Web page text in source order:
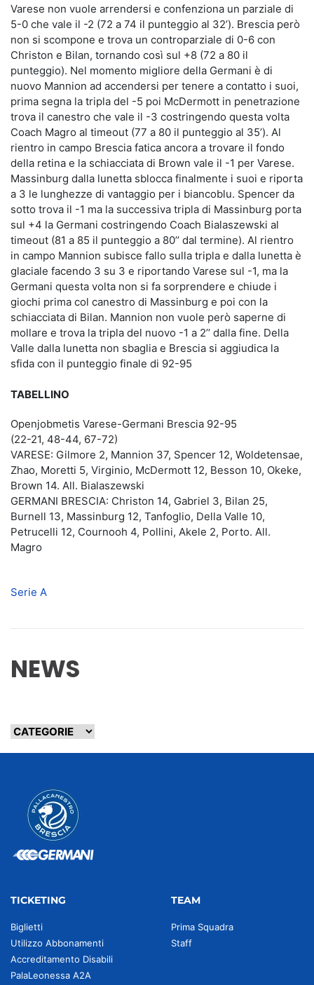
Varese non vuole arrendersi e confenziona un parziale di
5-0 che vale il -2 (72 a 74 il punteggio al 32’). Brescia però
non si scompone e trova un controparziale di 0-6 con
Christon e Bilan, tornando così sul +8 (72 a 80 il
punteggio). Nel momento migliore della Germani è di
nuovo Mannion ad accendersi per tenere a contatto i suoi,
prima segna la tripla del -5 poi McDermott in penetrazione
trova il canestro che vale il -3 costringendo questa volta
Coach Magro al timeout (77 a 80 il punteggio al 35’). Al
rientro in campo Brescia fatica ancora a trovare il fondo
della retina e la schiacciata di Brown vale il -1 per Varese.
Massinburg dalla lunetta sblocca finalmente i suoi e riporta
a 3 le lunghezze di vantaggio per i biancoblu. Spencer da
sotto trova il -1 ma la successiva tripla di Massinburg porta
sul +4 la Germani costringendo Coach Bialaszewski al
timeout (81 a 85 il punteggio a 80’’ dal termine). Al rientro
in campo Mannion subisce fallo sulla tripla e dalla lunetta è
glaciale facendo 3 su 3 e riportando Varese sul -1, ma la
Germani questa volta non si fa sorprendere e chiude i
giochi prima col canestro di Massinburg e poi con la
schiacciata di Bilan. Mannion non vuole però saperne di
mollare e trova la tripla del nuovo -1 a 2’’ dalla fine. Della
Valle dalla lunetta non sbaglia e Brescia si aggiudica la
sfida con il punteggio finale di 92-95
TABELLINO
Openjobmetis Varese-Germani Brescia 92-95
(22-21, 48-44, 67-72)
VARESE: Gilmore 2, Mannion 37, Spencer 12, Woldetensae,
Zhao, Moretti 5, Virginio, McDermott 12, Besson 10, Okeke,
Brown 14. All. Bialaszewski
GERMANI BRESCIA: Christon 14, Gabriel 3, Bilan 25,
Burnell 13, Massinburg 12, Tanfoglio, Della Valle 10,
Petrucelli 12, Cournooh 4, Pollini, Akele 2, Porto. All.
Magro
Serie A
NEWS
TICKETING
Biglietti
Utilizzo Abbonamenti
Accreditamento Disabili
PalaLeonessa A2A
TEAM
Prima Squadra
Staff